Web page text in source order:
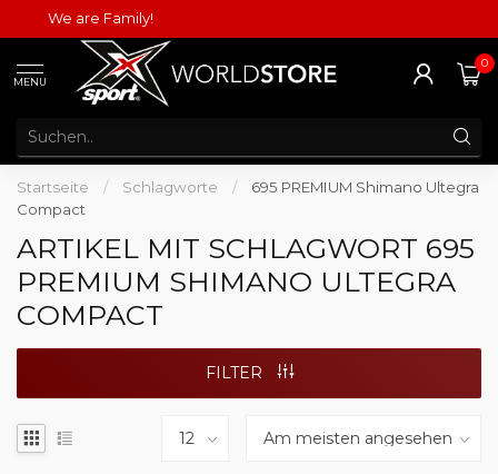
We are Family!
MENU
0
Startseite / Schlagworte /
695 PREMIUM Shimano Ultegra
Compact
ARTIKEL MIT SCHLAGWORT 695
PREMIUM SHIMANO ULTEGRA
COMPACT
FILTER